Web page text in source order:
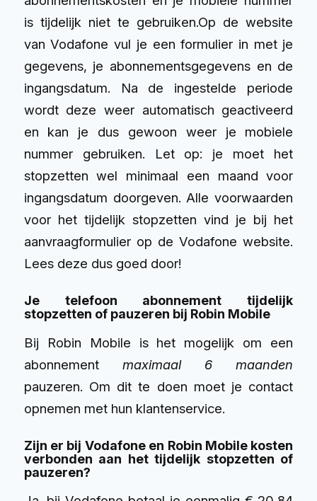
is tijdelijk niet te gebruiken.Op dewebsite
van Vodafone vul je een formulier in met je
gegevens, je abonnementsgegevens en de
ingangsdatum. Na de ingestelde periode
wordt deze weer automatisch geactiveerd
en kan je dus gewoon weer je mobiele
nummer gebruiken. Let op: je moet het
stopzetten wel minimaal een maand voor
ingangsdatum doorgeven. Alle voorwaarden
voor het tijdelijk stopzetten vind je bij het
aanvraagformulier op de Vodafone website.
Lees deze dus goed door!
Je telefoon abonnement tijdelijk
stopzetten of pauzeren bij Robin Mobile
Bij Robin Mobile is het mogelijk om een
abonnement maximaal 6 maanden
pauzeren. Om dit te doen moet je contact
opnemen met hun klantenservice.
Zijn er bij Vodafone en Robin Mobile kosten
verbonden aan het tijdelijk stopzetten of
pauzeren?